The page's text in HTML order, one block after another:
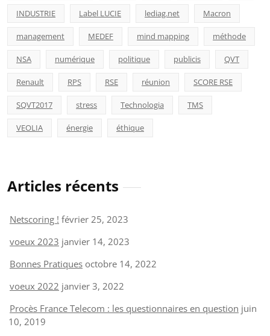
INDUSTRIE Label LUCIE lediag.net Macron
management MEDEF mind mapping méthode
NSA numérique politique publicis QVT
Renault RPS RSE réunion SCORE RSE
SQVT2017 stress Technologia TMS
VEOLIA énergie éthique
Articles récents
Netscoring ! février 25, 2023
voeux 2023 janvier 14, 2023
Bonnes Pratiques octobre 14, 2022
voeux 2022 janvier 3, 2022
Procès France Telecom : les questionnaires en question juin
10, 2019